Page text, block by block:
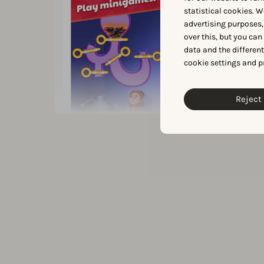
statistical cookies.
advertising
over this, but you
data and the
cookie settings and
Reject